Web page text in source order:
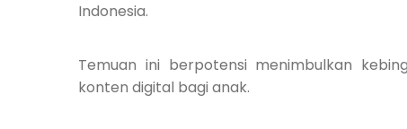
Indonesia.
Temuan ini berpotensi menimbulkan
konten digital bagi anak.